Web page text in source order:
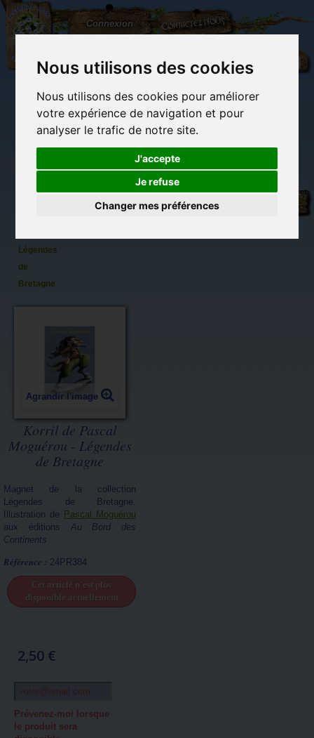
Nous utilisons des cookies
Nous utilisons des cookies pour améliorer
votre expérience de navigation et pour
analyser le trafic de notre site.
J'accepte
Je refuse
Changer mes préférences
L'Arbre
aux
100.000
Connexion Contactez-nous
(vide)
Librairie des
Carterie
originale
Activités
détente et jeux
Objets déco et
Légendes
de
Bretagne
Agrandir l'image
Korril de Pascal
Moguérou - Légendes
de Bretagne
Magnet de la collection
Légendes de Bretagne.
Illustration de Pascal Moguérou
aux éditions Au Bord des
Continents
Référence : 24PR384
Cet article n'est plus
disponible actuellement
2,50 €
Prévenez-moi lorsque
le produit sera